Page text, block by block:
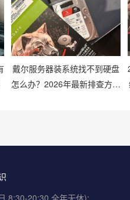
戴尔服务器装系统找不到硬盘
怎么办？2026年最新排查方法
8:30-20:30 全年无休);